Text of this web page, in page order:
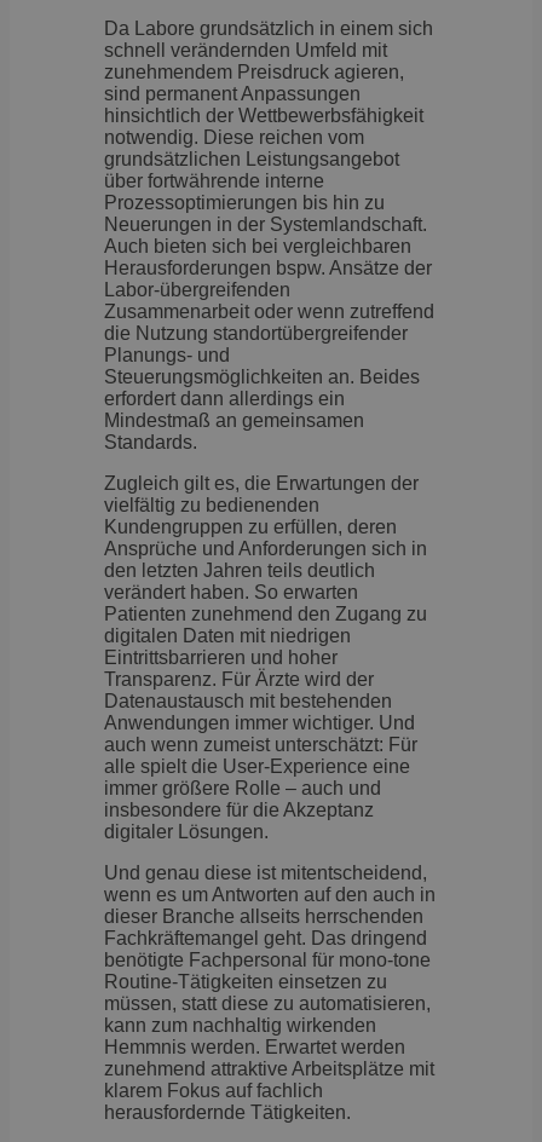
Da Labore grundsätzlich in einem sich
schnell verändernden Umfeld mit
zunehmendem Preisdruck agieren,
sind permanent Anpassungen
hinsichtlich der Wettbewerbsfähigkeit
notwendig. Diese reichen vom
grundsätzlichen Leistungsangebot
über fortwährende interne
Prozessoptimierungen bis hin zu
Neuerungen in der Systemlandschaft.
Auch bieten sich bei vergleichbaren
Herausforderungen bspw. Ansätze der
Labor-übergreifenden
Zusammenarbeit oder wenn zutreffend
die Nutzung standortübergreifender
Planungs- und
Steuerungsmöglichkeiten an. Beides
erfordert dann allerdings ein
Mindestmaß an gemeinsamen
Standards.
Zugleich gilt es, die Erwartungen der
vielfältig zu bedienenden
Kundengruppen zu erfüllen, deren
Ansprüche und Anforderungen sich in
den letzten Jahren teils deutlich
verändert haben. So erwarten
Patienten zunehmend den Zugang zu
digitalen Daten mit niedrigen
Eintrittsbarrieren und hoher
Transparenz. Für Ärzte wird der
Datenaustausch mit bestehenden
Anwendungen immer wichtiger. Und
auch wenn zumeist unterschätzt: Für
alle spielt die User-Experience eine
immer größere Rolle – auch und
insbesondere für die Akzeptanz
digitaler Lösungen.
Und genau diese ist mitentscheidend,
wenn es um Antworten auf den auch in
dieser Branche allseits herrschenden
Fachkräftemangel geht. Das dringend
benötigte Fachpersonal für mono-tone
Routine-Tätigkeiten einsetzen zu
müssen, statt diese zu automatisieren,
kann zum nachhaltig wirkenden
Hemmnis werden. Erwartet werden
zunehmend attraktive Arbeitsplätze mit
klarem Fokus auf fachlich
herausfordernde Tätigkeiten.